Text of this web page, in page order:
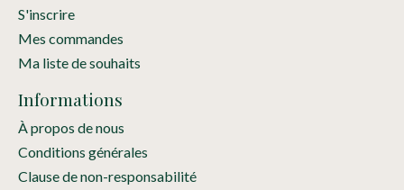
S'inscrire
Mes commandes
Ma liste de souhaits
Informations
À propos de nous
Conditions générales
Clause de non-responsabilité